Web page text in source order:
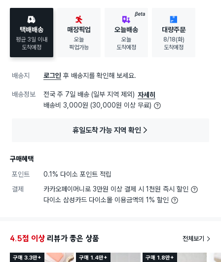
택배배송
평균 3일 이내
도착예정
매장픽업
오늘
픽업가능
BETA
오늘배송
오늘
도착예정
대량주문
8/18(화)
도착예정
배송지 로그인 후 배송지를 확인해 보세요.
배송정보 전국 주 7일 배송 (일부 지역 제외) 자세히
배송비 3,000원 (30,000원 이상 무료)
휴일도착 가능 지역 확인
구매혜택
포인트
0.1% 다이소 포인트 적립
결제
카카오페이머니로 3만원 이상 결제 시 1천원 즉시 할인
다이소 삼성카드 다이소몰 이용금액의 1% 할인
4.5점 이상 리뷰가 좋은 상품 전체보기
구매 3.3만+ 구매 1.4만+ 구매 1.8만+